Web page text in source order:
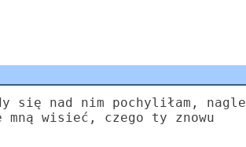
się nad nim pochyliłam, nagle
wisieć, czego ty znowu